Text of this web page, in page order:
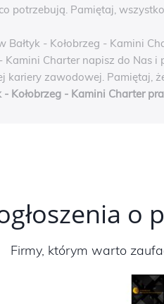
potrzebują. Pamiętaj,
Bałtyk - Kołobrzeg - Kamini
Kamini Charter napisz do Nas
kariery zawodowej. Pamiętaj,
Kołobrzeg - Kamini Charter
o
Firmy, którym warto